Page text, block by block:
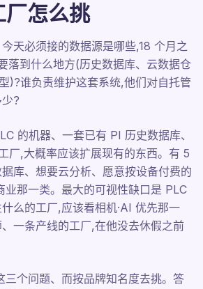
厂怎么挑
天必须接的数据源是哪些,18 个月之
落到什么地方(历史数据库、云数据仓
)?谁负责维护这套系统,他们对自托管
?
的机器、一套已有 PI 历史数据库、
厂,大概率应该扩展现有的东西。有 5
库、想要云分析、愿意按设备付费的
业那一类。最大的可视性缺口是 PLC
么的工厂,应该看相机·AI 优先那一
一条产线的工厂,在他没去休假之前
三个问题、而按品牌知名度去挑。答